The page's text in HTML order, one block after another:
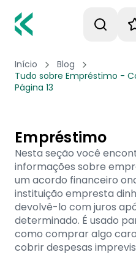
Início
Blog
Tudo sobre Empréstimo -
Página 13
Empréstimo
Nesta seção você
informações sobre
um acordo financeiro
instituição empresta
devolvê-lo com juros
determinado. É usado
como comprar algo
cobrir despesas